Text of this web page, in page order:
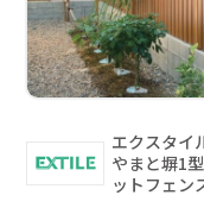
エクスタ
やまと塀1
ットフェン